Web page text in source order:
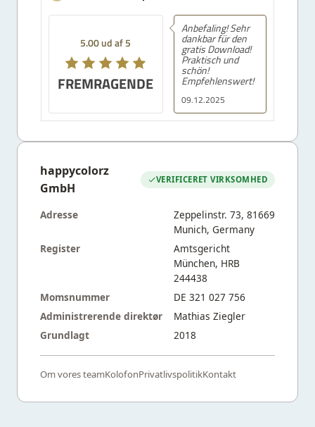
5.00 ud af 5
FREMRAGENDE
09.12.2025
Anbefaling! Sehr
dankbar für den
gratis Download!
Praktisch und
schön!
Empfehlenswert!
happycolorz
GmbH
VERIFICERET VIRKSOMHED
Adresse
Zeppelinstr. 73, 81669
Munich, Germany
Register
Amtsgericht
München, HRB
244438
Momsnummer
DE 321 027 756
Administrerende direktør
Mathias Ziegler
Grundlagt
2018
Om vores teamKolofonPrivatlivspolitikKontakt